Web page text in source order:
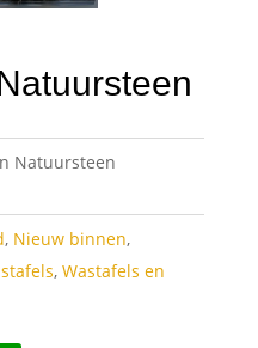
Natuursteen
, Nieuw binnen,
, Wastafels en